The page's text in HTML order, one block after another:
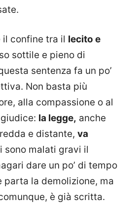
il confine tra il lecito e
sottile e pieno di
sentenza fa un po’
Non basta più
alla compassione o al
la legge, anche
e distante, va
sono malati gravi il
dare un po’ di tempo
parta la demolizione, ma
è già scritta.